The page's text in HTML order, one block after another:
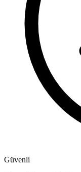
Güvenli